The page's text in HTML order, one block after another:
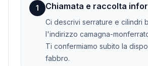
1 Chiamata e raccolta
Ci descrivi serrature e cilindri
l'indirizzo camagna-
Ti confermiamo subito la
fabbro.